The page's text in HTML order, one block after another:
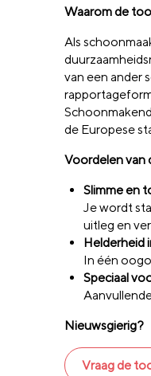
Waarom de
Als
van een ander
de Europese
Voordelen van
Slimme en
Je wordt
uitleg en
Helderheid
In één
Speciaal
Nieuwsgierig?
Vraag de